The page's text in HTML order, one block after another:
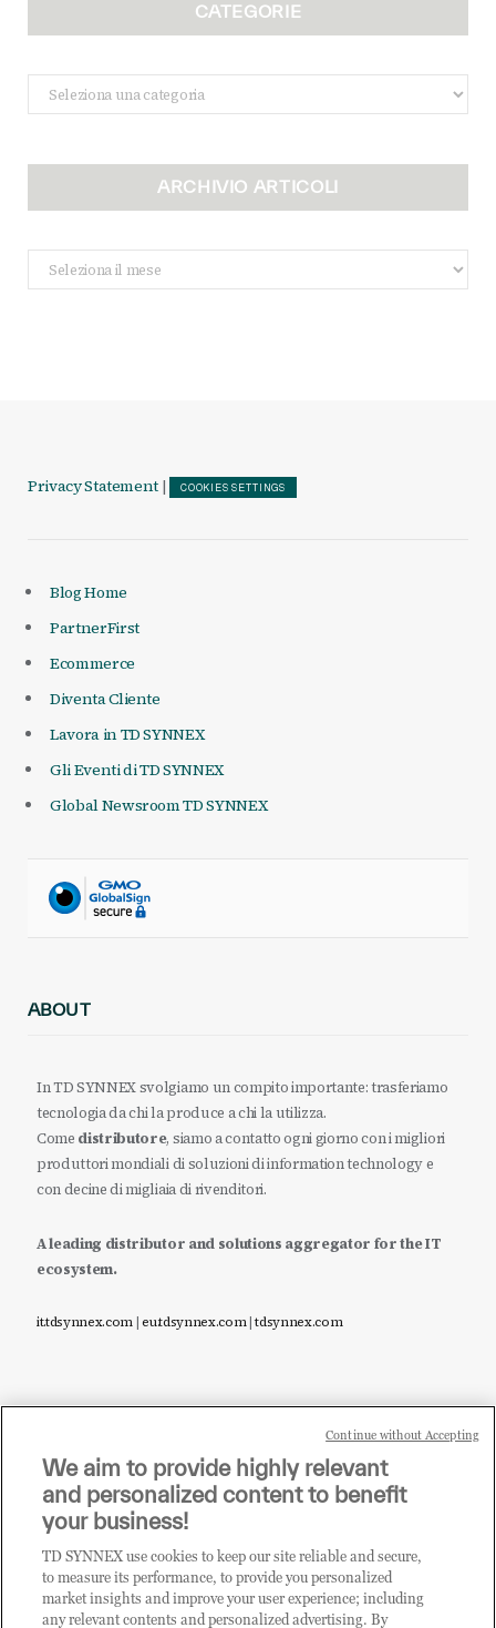
CATEGORIE
Categorie
ARCHIVIO ARTICOLI
Archivio
Articoli
Privacy Statement | COOKIES SETTINGS
Blog Home
PartnerFirst
Ecommerce
Diventa Cliente
Lavora in TD SYNNEX
Gli Eventi di TD SYNNEX
Global Newsroom TD SYNNEX
ABOUT
In TD SYNNEX svolgiamo un compito importante: trasferiamo
tecnologia da chi la produce a chi la utilizza.
Come distributore, siamo a contatto ogni giorno con i migliori
produttori mondiali di soluzioni di information technology e
con decine di migliaia di rivenditori.
A leading distributor and solutions aggregator for the IT
ecosystem.
it.tdsynnex.com|eu.tdsynnex.com|tdsynnex.com
Sei un rivenditore di tecnologia e desideri acquistare
i prodotti o le soluzioni trattate sul blog?
CLICCA QUI E DIVENTA
CLIENTE TD SYNNEX
We aim to provide highly relevant
and personalized content to benefit
your business!
TD SYNNEX use cookies to keep our site reliable and secure,
to measure its performance, to provide you personalized
market insights and improve your user experience; including
any relevant contents and personalized advertising. By
Continue without Accepting